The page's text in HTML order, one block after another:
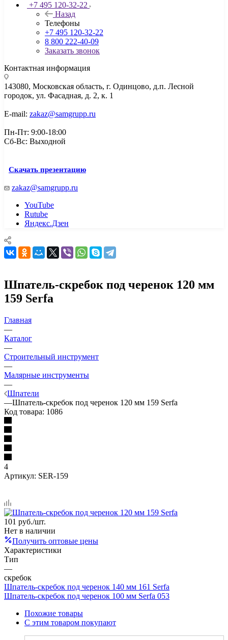
+7 495 120-32-22
Назад
Телефоны
+7 495 120-32-22
8 800 222-40-09
Заказать звонок
Контактная информация
143080, Mосковская область, г. Одинцово, д.п. Лесной
городок, ул. Фасадная, д. 2, к. 1
E-mail: zakaz@samgrupp.ru
Пн-Пт: 9:00-18:00
Сб-Вс: Выходной
Скачать презентацию
zakaz@samgrupp.ru
YouTube
Rutube
Яндекс.Дзен
Шпатель-скребок под черенок 120 мм
159 Serfa
Главная
—
Каталог
—
Строительный инструмент
—
Малярные инструменты
—
Шпатели
—Шпатель-скребок под черенок 120 мм 159 Serfa
Код товара: 1086
4
Артикул: SER-159
101 руб./шт.
Нет в наличии
Получить оптовые цены
Характеристики
Тип
—
скребок
Шпатель-скребок под черенок 140 мм 161 Serfa
Шпатель-скребок под черенок 100 мм Serfa 053
Похожие товары
С этим товаром покупают